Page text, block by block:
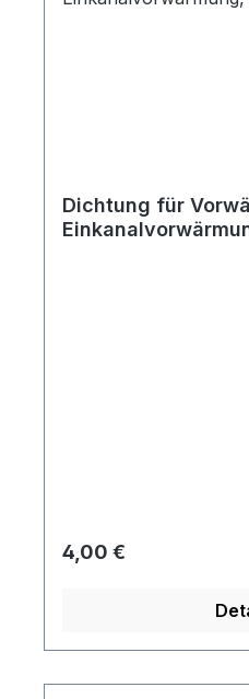
Dichtung für
Regulärer Preis:
4,00 €